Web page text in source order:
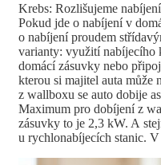
Krebs: Rozlišujeme
Pokud jde o nabíjení v
o nabíjení proudem
varianty: využití nabíjecího
domácí zásuvky nebo
kterou si majitel auta může
z wallboxu se auto dobije
Maximum pro dobíjení z
zásuvky to je 2,3 kW. A
u rychlonabíjecích stanic.